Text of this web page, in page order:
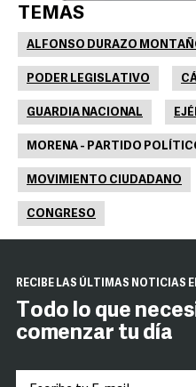
TEMAS
ALFONSO DURAZO
PODER LEGISLATIVO
GUARDIA NACIONAL
MORENA - PARTIDO
MOVIMIENTO CIUDADANO
CONGRESO
RECIBE LAS ÚLTIMAS NOTICIAS
Todo lo que
comenzar tu día